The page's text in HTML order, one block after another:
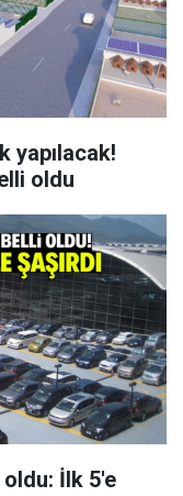
yapılacak!
oldu
İlk 5'e